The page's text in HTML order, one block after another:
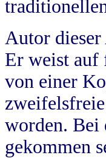
Autor
Er weist auf
von einer
worden. Bei
gekommen